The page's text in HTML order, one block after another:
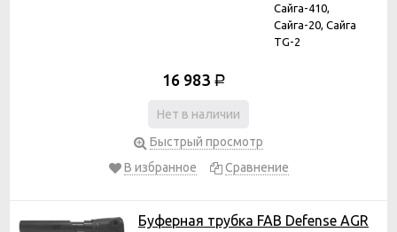
Сайга-410,
Сайга-20, Сайга
TG-2
16 983 Р
Нет в наличии
Быстрый просмотр
В избранное
Сравнение
Буферная трубка FAB Defense AGR